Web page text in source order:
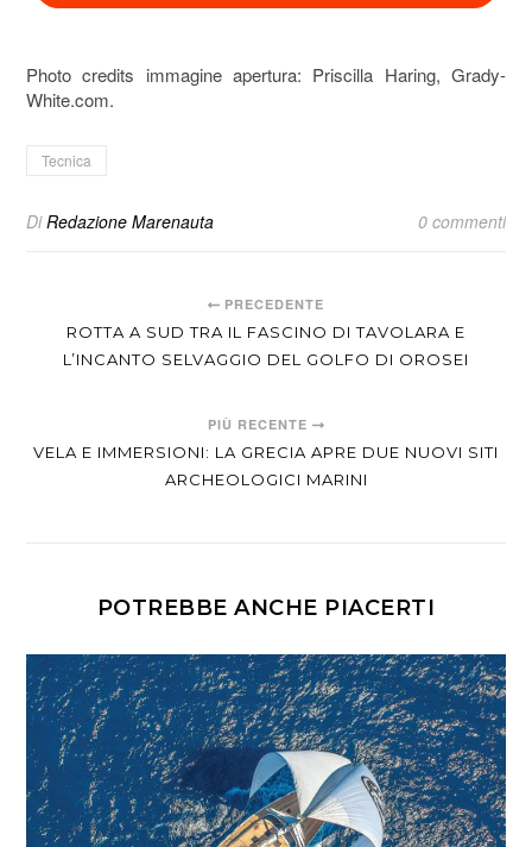
Photo credits immagine apertura: Priscilla Haring, Grady-
White.com.
Tecnica
DiRedazione Marenauta 0 commenti
PRECEDENTE
ROTTA A SUD TRA IL FASCINO DI TAVOLARA E
L’INCANTO SELVAGGIO DEL GOLFO DI OROSEI
PIÙ RECENTE
VELA E IMMERSIONI: LA GRECIA APRE DUE NUOVI SITI
ARCHEOLOGICI MARINI
POTREBBE ANCHE PIACERTI